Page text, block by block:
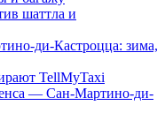
шаттла и
ди-Кастроцца: зима,
TellMyTaxi
— Сан-Мартино-ди-